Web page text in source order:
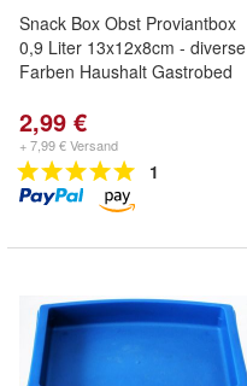
Snack Box Obst Proviantbox
0,9 Liter 13x12x8cm - diverse
Farben Haushalt Gastrobed
2,99 €
+ 7,99 € Versand
1